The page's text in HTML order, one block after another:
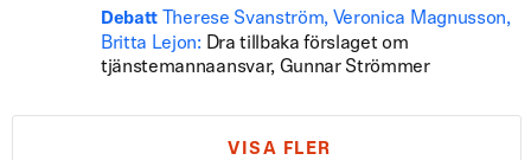
Debatt
Therese Svanström, Veronica Magnusson,
Britta Lejon: Dra tillbaka förslaget om
tjänstemannaansvar, Gunnar Strömmer
VISA FLER